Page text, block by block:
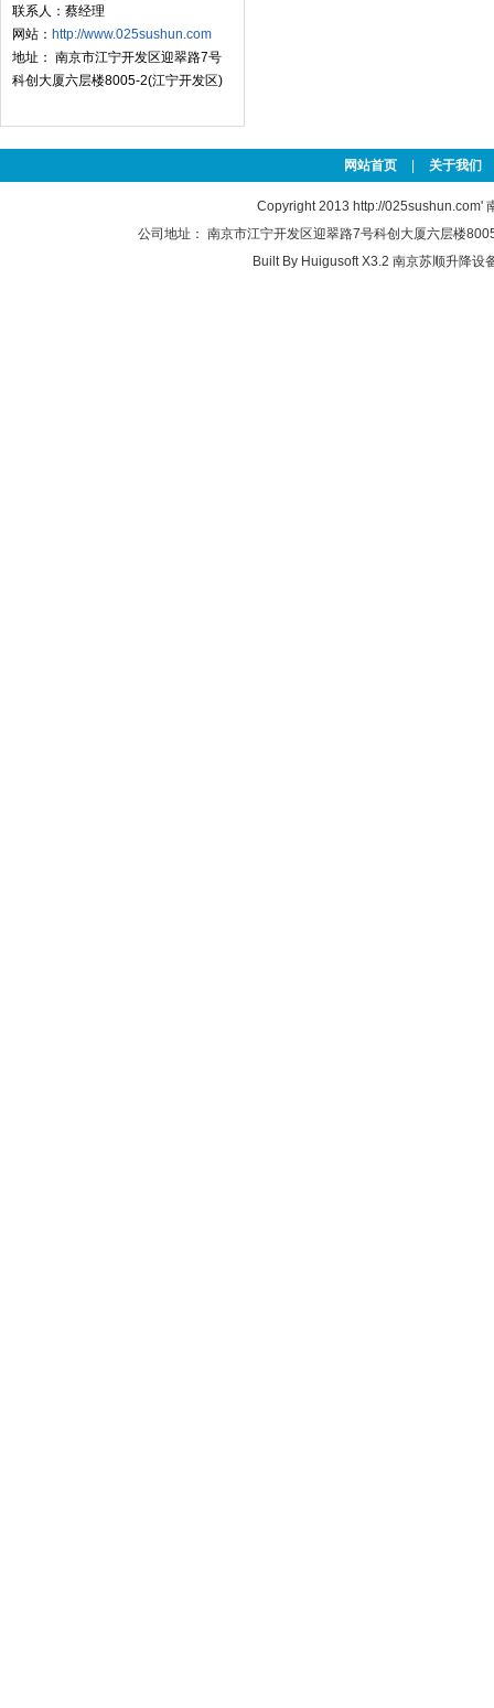
联系人：蔡经理
网站： http://www.025sushun.com
地址： 南京市江宁开发区迎翠路7号
科创大厦六层楼8005-2(江宁开发区)
网站首页 关于我们
Copyright 2013 http://025sushun.com'
公司地址： 南京市江宁开发区迎翠路7号科创大厦六层楼
Built By Huigusoft X3.2 南京苏顺升降设